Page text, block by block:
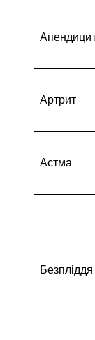
Артрит
Астма
Безпліддя